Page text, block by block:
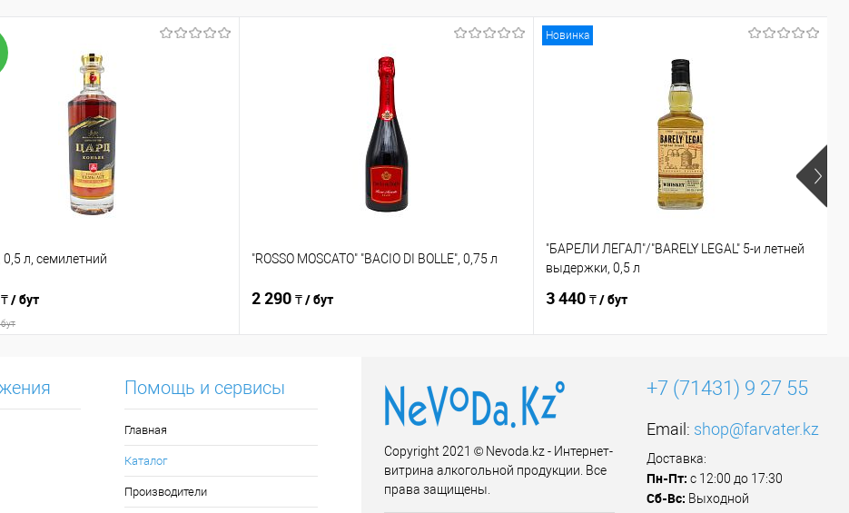
л, семилетний
₸ / бут
"ROSSO MOSCATO" "BACIO DI BOLLE", 0,75 л
2 290 ₸ / бут
Новинка
"БАРЕЛИ ЛЕГАЛ"/"BARELY LEGAL" 5-и летней
выдержки, 0,5 л
3 440 ₸ / бут
Помощь и сервисы
Главная
Каталог
Производители
Copyright 2021 © Nevoda.kz - Интернет-
витрина алкогольной продукции. Все
права защищены.
+7 (71431) 9 27 55
Email: shop@farvater.kz
Доставка:
Пн-Пт: с 12:00 до 17:30
Сб-Вс: Выходной